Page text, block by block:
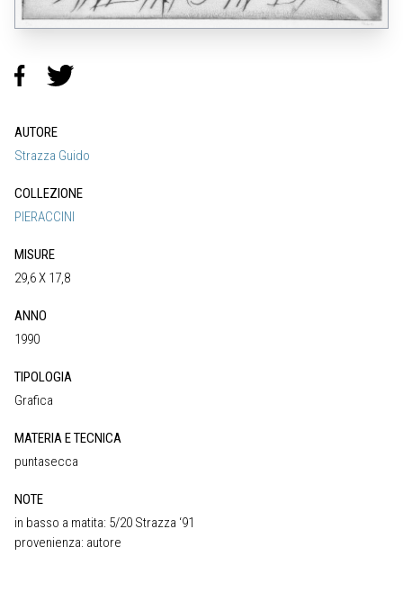
AUTORE
Strazza Guido
COLLEZIONE
PIERACCINI
MISURE
29,6 X 17,8
ANNO
1990
TIPOLOGIA
Grafica
MATERIA E TECNICA
puntasecca
NOTE
in basso a matita: 5/20 Strazza ‘91
provenienza: autore